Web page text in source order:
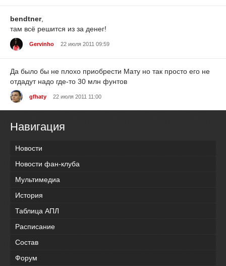
bendtner,
там всё решится из за денег!
Gervinho 22 июля 2011 09:59
Да было бы не плохо приобрести Мату но так просто его не
отдадут надо где-то 30 млн фунтов
gfhaty 22 июля 2011 11:00
Навигация
Новости
Новости фан-клуба
Мультимедиа
История
Таблица АПЛ
Расписание
Состав
Форум